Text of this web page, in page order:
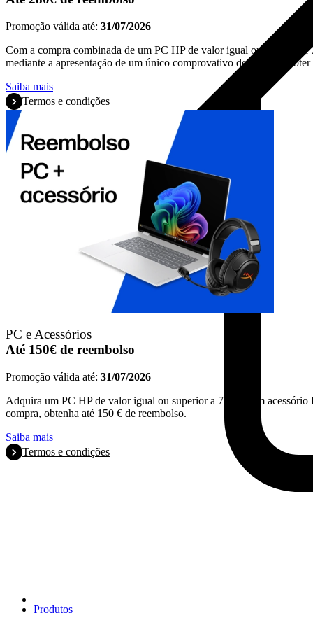
Produtos
Promoção válida até: 31/07/2026
Com a compra combinada de um PC HP de valor igual ou superior
mediante a apresentação de um único comprovativo de compra,
Saiba mais
Termos e condições
PC e Acessórios
Até 150€ de reembolso
Promoção válida até: 31/07/2026
Adquira um PC HP de valor igual ou superior a 799€ e um
compra, obtenha até 150 € de reembolso.
Saiba mais
Termos e condições